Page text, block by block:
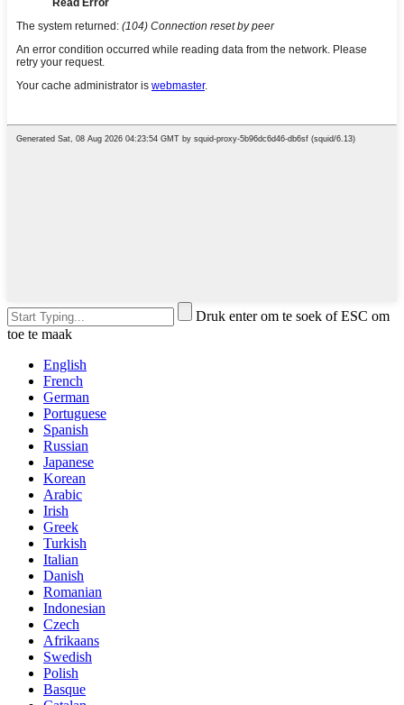
Druk enter om te soek of ESC om
toe te maak
English
French
German
Portuguese
Spanish
Russian
Japanese
Korean
Arabic
Irish
Greek
Turkish
Italian
Danish
Romanian
Indonesian
Czech
Afrikaans
Swedish
Polish
Basque